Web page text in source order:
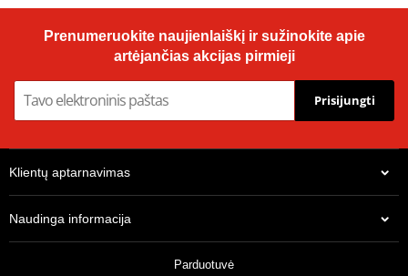
Prenumeruokite naujienlaiškį ir sužinokite apie
artėjančias akcijas pirmieji
Prisijungti
Klientų aptarnavimas
Naudinga informacija
Parduotuvė